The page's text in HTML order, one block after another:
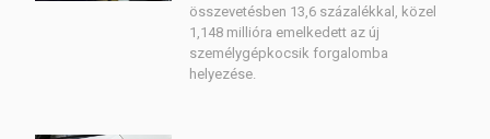
összevetésben 13,6 százalékkal, közel
1,148 millióra emelkedett az új
személygépkocsik forgalomba
helyezése.